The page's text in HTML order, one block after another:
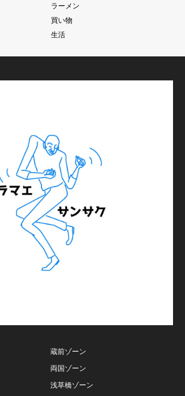
ラーメン
買い物
生活
蔵前ゾーン
両国ゾーン
浅草橋ゾーン